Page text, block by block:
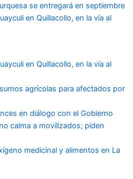
se entregará en septiembre
en Quillacollo, en la vía al
en Quillacollo, en la vía al
agrícolas para afectados por
en diálogo con el Gobierno
calma a movilizados; piden
medicinal y alimentos en La